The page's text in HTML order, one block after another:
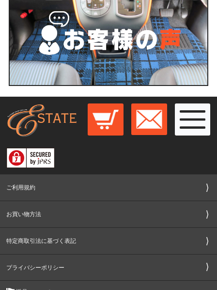
ご利用規約
お買い物方法
特定商取引法に基づく表記
プライバシーポリシー